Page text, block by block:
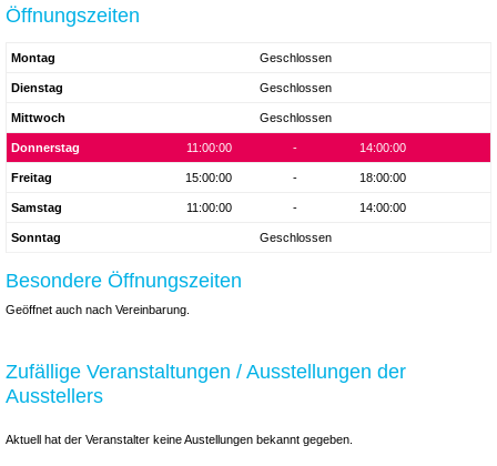
Öffnungszeiten
Montag Geschlossen
Dienstag Geschlossen
Mittwoch Geschlossen
Donnerstag 11:00:00 - 14:00:00
Freitag 15:00:00 - 18:00:00
Samstag 11:00:00 - 14:00:00
Sonntag Geschlossen
Besondere Öffnungszeiten
Geöffnet auch nach Vereinbarung.
Zufällige Veranstaltungen / Ausstellungen der
Ausstellers
Aktuell hat der Veranstalter keine Austellungen bekannt gegeben.